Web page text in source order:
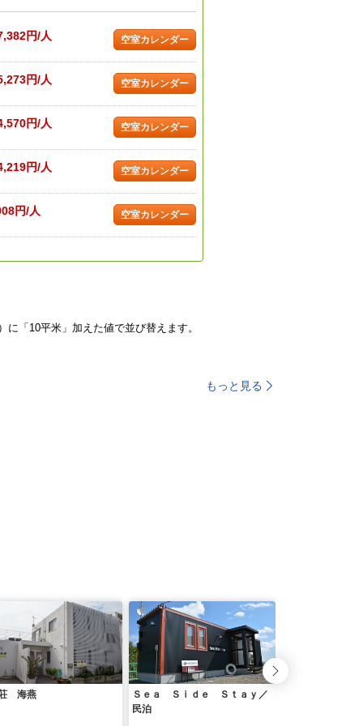
円/人 空室カレンダー
円/人 空室カレンダー
円/人 空室カレンダー
円/人 空室カレンダー
円/人 空室カレンダー
「10平米」加えた値で並び替えます。
もっと見る
海燕
Ｓｅａ Ｓｉｄｅ Ｓｔａｙ／
民泊